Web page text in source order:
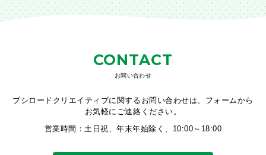
CONTACT
お問い合わせ
ブシロードクリエイティブに関するお問い合わせは、フォームから
お気軽にご連絡ください。
営業時間：土日祝、年末年始除く、10:00～18:00